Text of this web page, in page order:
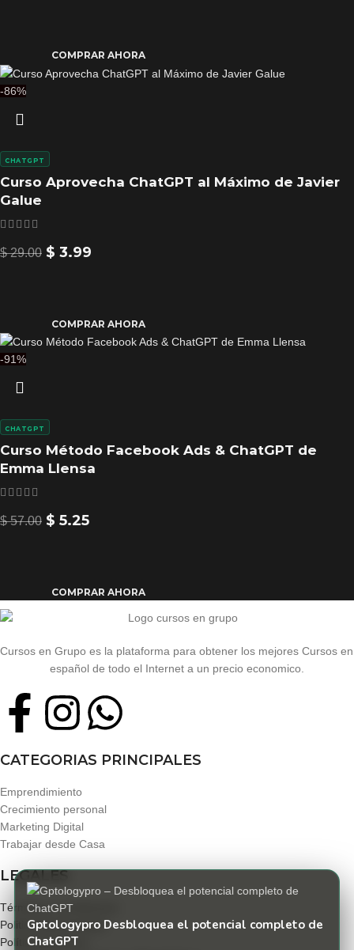
COMPRAR AHORA
-86%
Curso Aprovecha ChatGPT al Máximo de Javier
Galue
CHATGPT
$29.00 $ 3.99
COMPRAR AHORA
-91%
Curso Método Facebook Ads & ChatGPT de
Emma Llensa
CHATGPT
$57.00 $ 5.25
COMPRAR AHORA
Cursos en Grupo es la plataforma para obtener los mejores Cursos en
español de todo el Internet a un precio economico.
CATEGORIAS PRINCIPALES
Emprendimiento
Crecimiento personal
Marketing Digital
Trabajar desde Casa
LEGALES
Términos y condiciones
Politica de privacidad
Políticas de envío
Gptologypro Desbloquea el potencial completo de
ChatGPT